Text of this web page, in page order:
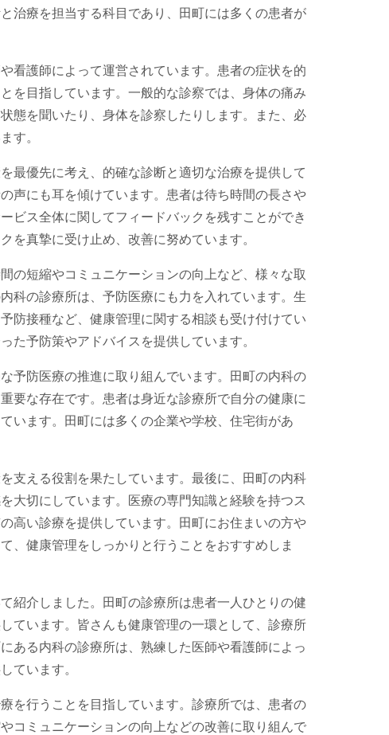
治療を担当する科目であり、田町には多くの患者が
看護師によって運営されています。患者の症状を的
を目指しています。一般的な診察では、身体の痛み
態を聞いたり、身体を診察したりします。また、必
す。
最優先に考え、的確な診断と適切な治療を提供して
声にも耳を傾けています。患者は待ち時間の長さや
ビス全体に関してフィードバックを残すことができ
を真摯に受け止め、改善に努めています。
の短縮やコミュニケーションの向上など、様々な取
科の診療所は、予防医療にも力を入れています。生
防接種など、健康管理に関する相談も受け付けてい
た予防策やアドバイスを提供しています。
予防医療の推進に取り組んでいます。田町の内科の
要な存在です。患者は身近な診療所で自分の健康に
います。田町には多くの企業や学校、住宅街があ
支える役割を果たしています。最後に、田町の内科
大切にしています。医療の専門知識と経験を持つス
高い診療を提供しています。田町にお住まいの方や
、健康管理をしっかりと行うことをおすすめしま
紹介しました。田町の診療所は患者一人ひとりの健
ています。皆さんも健康管理の一環として、診療所
ある内科の診療所は、熟練した医師や看護師によっ
ています。
を行うことを目指しています。診療所では、患者の
コミュニケーションの向上などの改善に取り組んで